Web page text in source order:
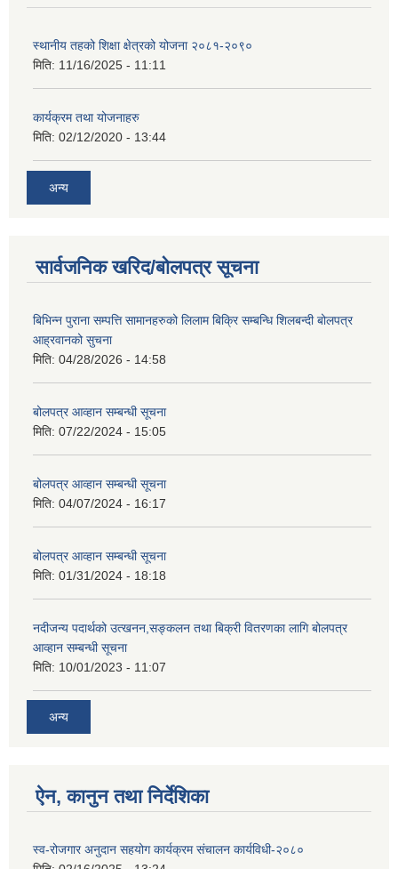
स्थानीय तहको शिक्षा क्षेत्रको योजना २०८१-२०९०
मिति: 11/16/2025 - 11:11
कार्यक्रम तथा योजनाहरु
मिति: 02/12/2020 - 13:44
अन्य
सार्वजनिक खरिद/बोलपत्र सूचना
बिभिन्न पुराना सम्पत्ति सामानहरुको लिलाम बिक्रि सम्बन्धि शिलबन्दी बोलपत्र
आह्रवानको सुचना
मिति: 04/28/2026 - 14:58
बोलपत्र आव्हान सम्बन्धी सूचना
मिति: 07/22/2024 - 15:05
बोलपत्र आव्हान सम्बन्धी सूचना
मिति: 04/07/2024 - 16:17
बोलपत्र आव्हान सम्बन्धी सूचना
मिति: 01/31/2024 - 18:18
नदीजन्य पदार्थको उत्खनन,सङ्कलन तथा बिक्री वितरणका लागि बोलपत्र
आव्हान सम्बन्धी सूचना
मिति: 10/01/2023 - 11:07
अन्य
ऐन, कानुन तथा निर्देशिका
स्व-रोजगार अनुदान सहयोग कार्यक्रम संचालन कार्यविधी-२०८०